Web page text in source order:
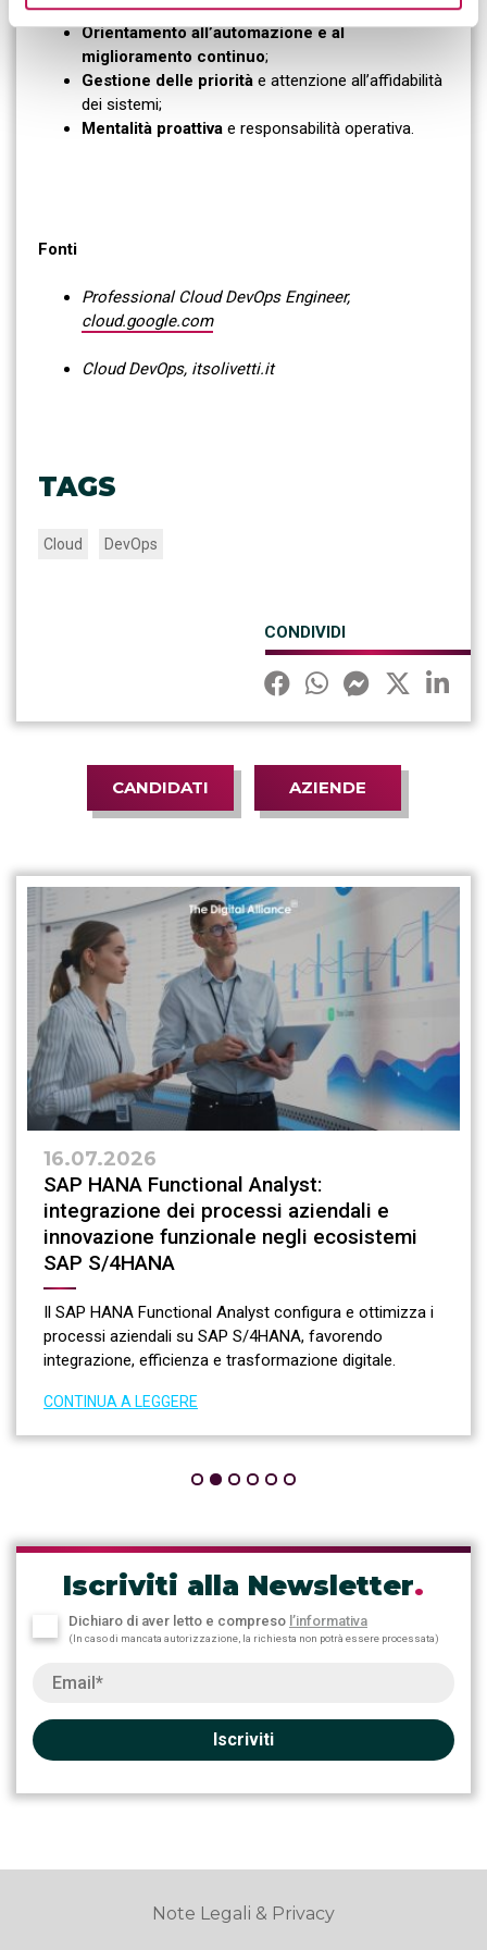
continua evoluzione;
Orientamento all’automazione e al
miglioramento continuo;
Gestione delle priorità e attenzione all’affidabilità
dei sistemi;
Mentalità proattiva e responsabilità operativa.
Fonti
Professional Cloud DevOps Engineer,
cloud.google.com
Cloud DevOps, itsolivetti.it
TAGS
Cloud DevOps
CONDIVIDI
CANDIDATI AZIENDE
16.07.2026
SAP HANA Functional Analyst:
integrazione dei processi aziendali e
innovazione funzionale negli ecosistemi
SAP S/4HANA
Il SAP HANA Functional Analyst configura e ottimizza i
processi aziendali su SAP S/4HANA, favorendo
integrazione, efficienza e trasformazione digitale.
CONTINUA A LEGGERE
Iscriviti alla Newsletter.
Dichiaro di aver letto e compreso l’informativa
(In caso di mancata autorizzazione, la richiesta non potrà essere processata)
Iscriviti
Note Legali & Privacy